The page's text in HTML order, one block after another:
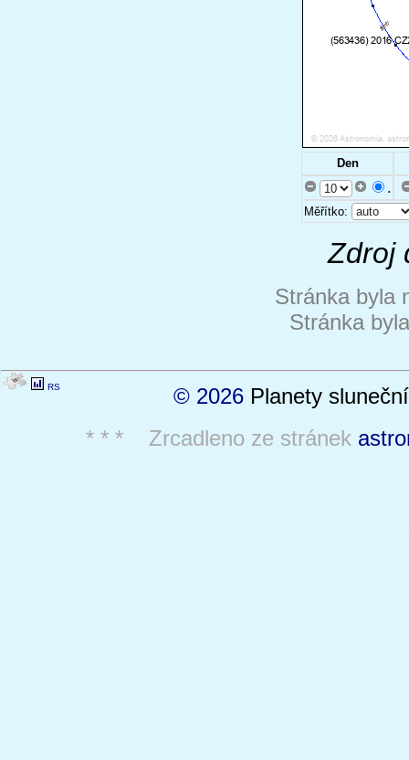
Den
.
Měřítko:
Zdroj
Stránka byla
Stránka
RS © 2026 Planety
* * * Zrcadleno ze stránek